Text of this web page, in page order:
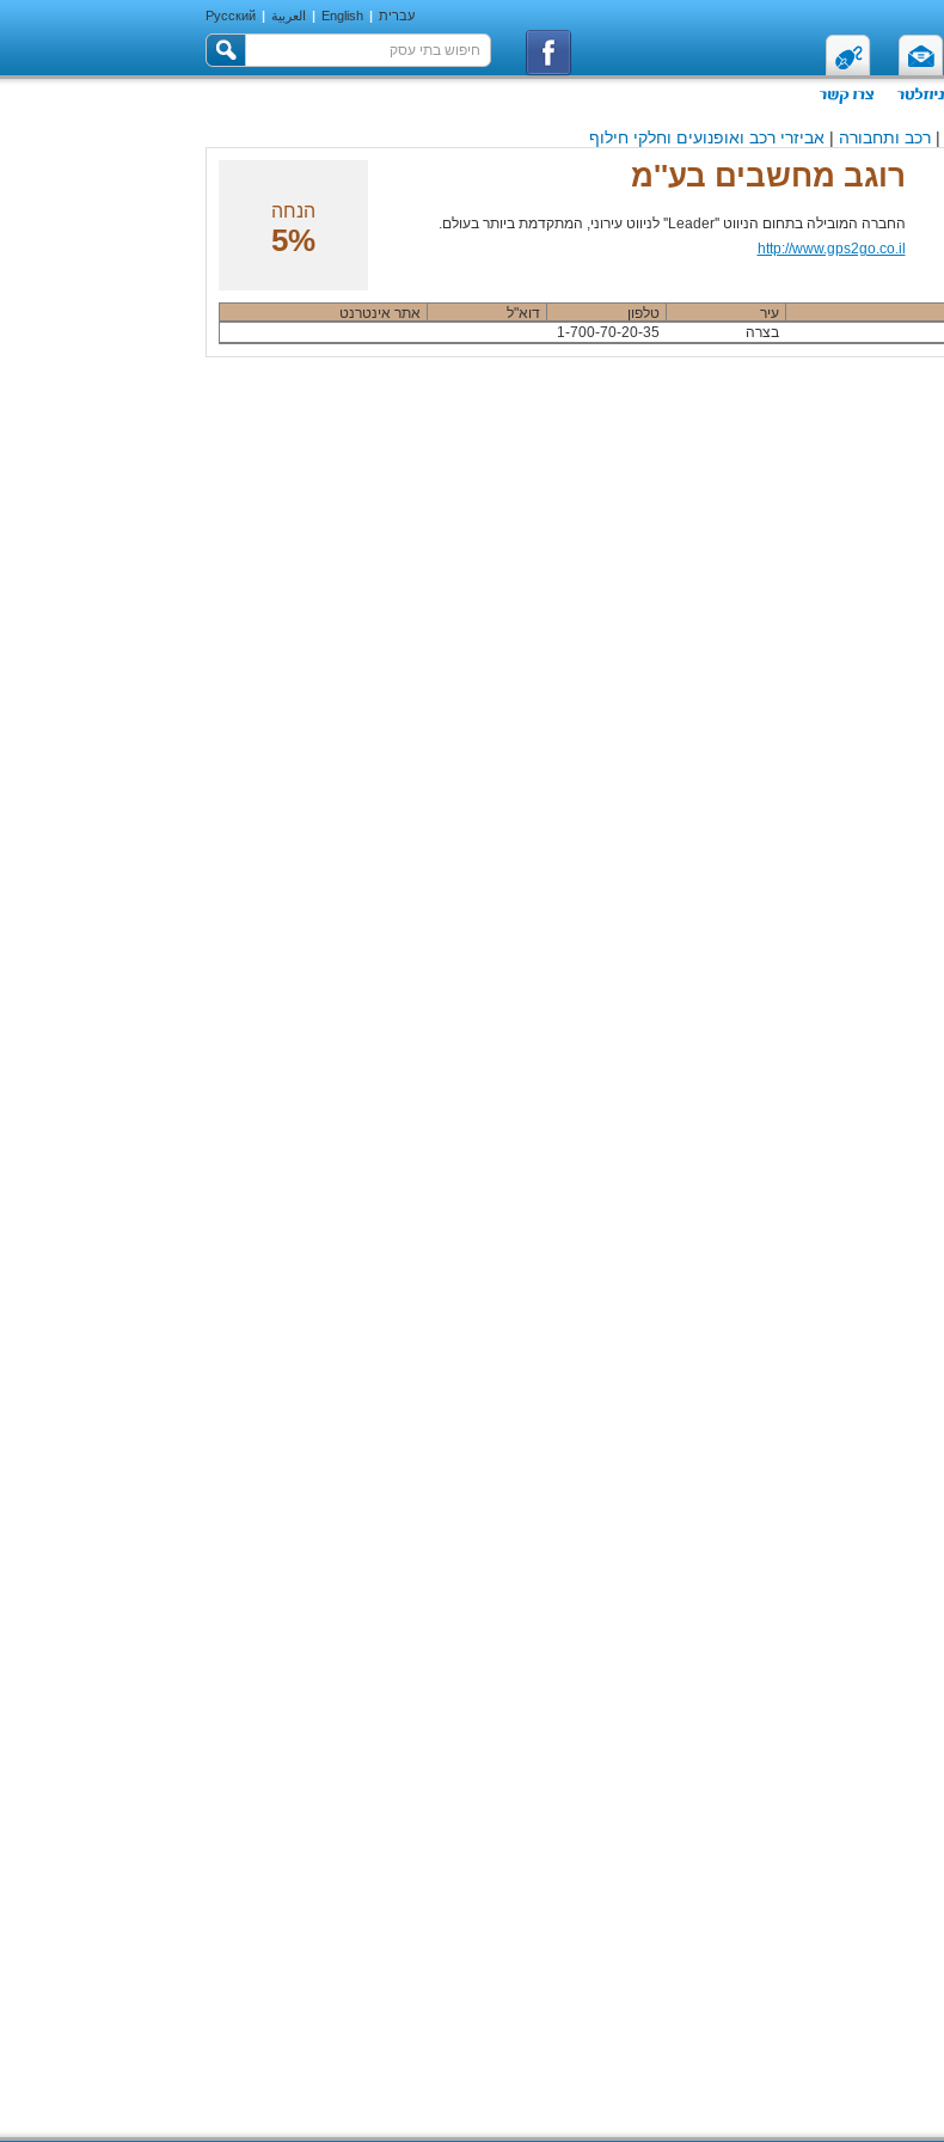
עברית |
English
| العربية |
Русский
|רכב ותחבורה |אביזרי רכב ואופנועים וחלקי חילוף
רוגב מחשבים בע''מ
החברה המובילה בתחום הניווט ''Leader'' לניווט עירוני, המתקדמת ביותר בעולם.
http://www.gps2go.co.il
הנחה
5%
עיר טלפון דוא"ל
אתר אינטרנט
בצרה
1-700-70-20-35